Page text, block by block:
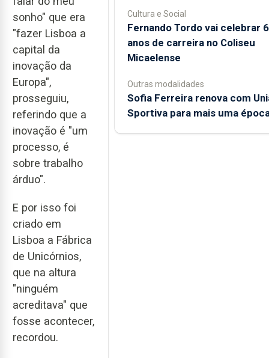
sonho" que era
"fazer Lisboa a
capital da
inovação da
Europa",
prosseguiu,
referindo que a
inovação é "um
processo, é
sobre trabalho
árduo".
E por isso foi
criado em
Lisboa a Fábrica
de Unicórnios,
que na altura
"ninguém
acreditava" que
fosse acontecer,
recordou.
Cultura e Social
Fernando Tordo vai celebrar
anos de carreira no Coliseu
Micaelense
Outras modalidades
Sofia Ferreira renova com
Sportiva para mais uma